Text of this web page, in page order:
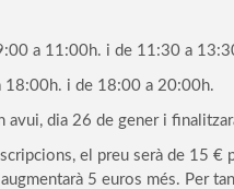
a 11:00h. i de 11:30 a
18:00h. i de 18:00 a 20:00h.
avui, dia 26 de gener i
el preu serà de 15 €
5 euros més. Per